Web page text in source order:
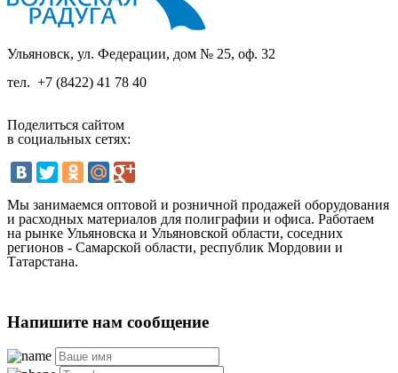
Ульяновск, ул. Федерации, дом № 25, оф. 32
тел. +7 (8422) 41 78 40
Поделиться сайтом
в социальных сетях:
Мы занимаемся оптовой и розничной продажей оборудования
и расходных материалов для полиграфии и офиса. Работаем
на рынке Ульяновска и Ульяновской области, соседних
регионов - Самарской области, республик Мордовии и
Татарстана.
Напишите нам сообщение